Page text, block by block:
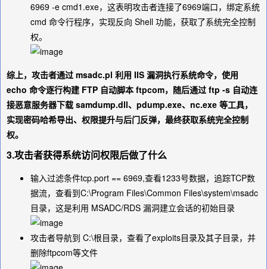
6969 -e cmd1.exe，这表明攻击者连接了6969端口，绑定系统
cmd 命令行程序，实现反向 Shell 功能，获取了系统完全控制
权。
综上，攻击者通过 msadc.pl 利用 IIS 漏洞执行系统命令，使用
echo 命令逐行构建 FTP 自动脚本 ftpcom，随后通过 ftp -s 自动连
接恶意服务器下载 samdump.dll、pdump.exe、nc.exe 等工具，
实现密码哈希导出、权限提升与后门反弹，最终获取系统完全控制
权。
3.攻击者获得系统访问权限后做了什么
输入过滤条件tcp.port == 6969,查看1233号数据，追踪TCP数
据流，查看到C:\Program Files\Common Files\system\msadc
目录，这是利用 MSADC/RDS 漏洞建立会话的初始目录
攻击者导航到 C:\根目录，查看了exploits目录及其子目录，并
删除ftpcom等文件